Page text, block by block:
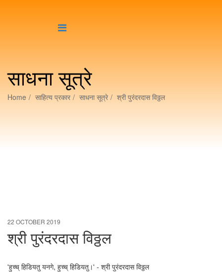
साधना सूत्रे
Home साहित्य प्रकार साधना सूत्रे श्री पुरंदरदास विठ्ठल
22 OCTOBER 2019
श्री पुरंदरदास विठ्ठल
'हुच्च् हिडियतु यनगे, हुच्च् हिडियतु।' - श्री पुरंदरदास विठ्ठल